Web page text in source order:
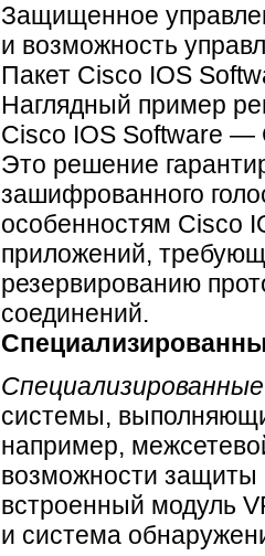
Защищенное
и возможность
Пакет Cisco IOS
Наглядный пример
Cisco IOS Software —
Это решение
зашифрованного
особенностям Cisco
приложений,
резервированию
соединений.
системы,
например,
возможности защиты
встроенный модуль
и система